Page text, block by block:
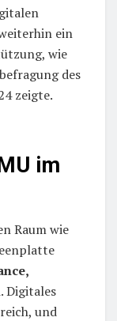
ein
wie
des
zeigte.
im
Raum wie
. Digitales
und